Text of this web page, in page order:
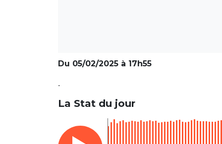
Du 05/02/2025 à 17h55
.
La Stat du jour